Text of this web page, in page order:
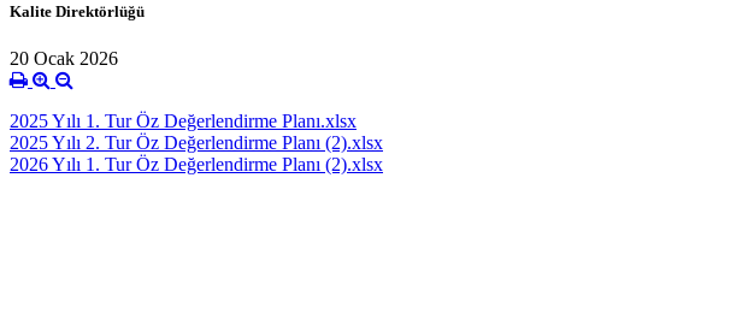
Kalite Direktörlüğü
20 Ocak 2026
2025 Yılı 1. Tur Öz Değerlendirme Planı.xlsx
2025 Yılı 2. Tur Öz Değerlendirme Planı (2).xlsx
2026 Yılı 1. Tur Öz Değerlendirme Planı (2).xlsx